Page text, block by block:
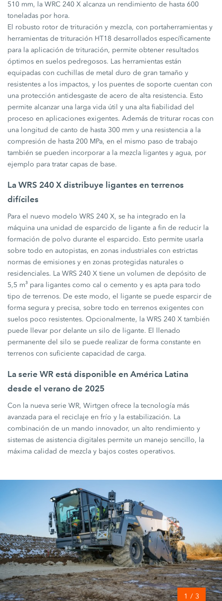
510 mm, la WRC 240 X alcanza un rendimiento de hasta 600
toneladas por hora.
El robusto rotor de trituración y mezcla, con portaherramientas y
herramientas de trituración HT18 desarrollados específicamente
para la aplicación de trituración, permite obtener resultados
óptimos en suelos pedregosos. Las herramientas están
equipadas con cuchillas de metal duro de gran tamaño y
resistentes a los impactos, y los puentes de soporte cuentan con
una protección antidesgaste de acero de alta resistencia. Esto
permite alcanzar una larga vida útil y una alta fiabilidad del
proceso en aplicaciones exigentes. Además de triturar rocas con
una longitud de canto de hasta 300 mm y una resistencia a la
compresión de hasta 200 MPa, en el mismo paso de trabajo
también se pueden incorporar a la mezcla ligantes y agua, por
ejemplo para tratar capas de base.
La WRS 240 X distribuye ligantes en terrenos
difíciles
Para el nuevo modelo WRS 240 X, se ha integrado en la
máquina una unidad de esparcido de ligante a fin de reducir la
formación de polvo durante el esparcido. Esto permite usarla
sobre todo en autopistas, en zonas industriales con estrictas
normas de emisiones y en zonas protegidas naturales o
residenciales. La WRS 240 X tiene un volumen de depósito de
5,5 m³ para ligantes como cal o cemento y es apta para todo
tipo de terrenos. De este modo, el ligante se puede esparcir de
forma segura y precisa, sobre todo en terrenos exigentes con
suelos poco resistentes. Opcionalmente, la WRS 240 X también
puede llevar por delante un silo de ligante. El llenado
permanente del silo se puede realizar de forma constante en
terrenos con suficiente capacidad de carga.
La serie WR está disponible en América Latina
desde el verano de 2025
Con la nueva serie WR, Wirtgen ofrece la tecnología más
avanzada para el reciclaje en frío y la estabilización. La
combinación de un mando innovador, un alto rendimiento y
sistemas de asistencia digitales permite un manejo sencillo, la
máxima calidad de mezcla y bajos costes operativos.
1 / 3